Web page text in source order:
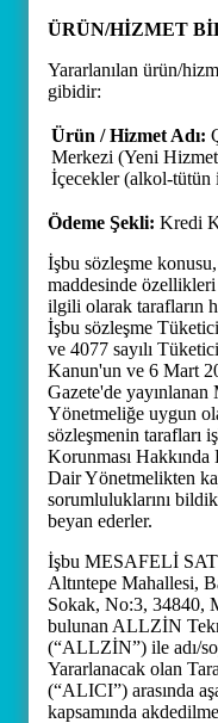
ÜRÜN/HİZMET
Yararlanılan ürün/
gibidir:
Ürün / Hizmet Adı:
Merkezi (Yeni
İçecekler (alkol-tütün
Ödeme Şekli: Kredi
İşbu sözleşme
maddesinde
ilgili olarak tarafların
İşbu sözleşme
ve 4077 sayılı
Kanun'un ve 6 Mart
Gazete'de
Yönetmeliğe uygun
sözleşmenin tarafları
Korunması
Dair Yönetmelikten
sorumluluklarını
beyan ederler.
İşbu MESAFELİ
Altıntepe Mahallesi,
Sokak, No:3, 34840,
bulunan ALLZİN
(“ALLZİN”) ile adı/
Yararlanacak olan
(“ALICI”) arasında
kapsamında